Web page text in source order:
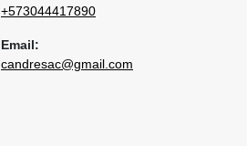
+573044417890
Email:
candresac@gmail.com